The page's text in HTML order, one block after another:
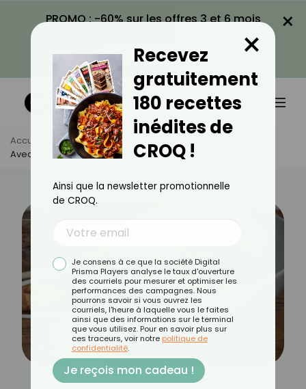
PROMO : -60% sur les offres 3 et 6 mois
VOIR LA PROMO
×
Accueil Actus
Astuces Culinaires
Avec Quoi Se Marie Le Mieux Les Épices À Colombo ?
Recevez
gratuitement
180 recettes
inédites de
CROQ !
×
Ainsi que la newsletter promotionnelle
de CROQ.
Je consens à ce que la société Digital
Prisma Players analyse le taux d'ouverture
des courriels pour mesurer et optimiser les
performances des campagnes. Nous
pourrons savoir si vous ouvrez les
courriels, l'heure à laquelle vous le faites
ainsi que des informations sur le terminal
que vous utilisez. Pour en savoir plus sur
ces traceurs, voir notre politique de
confidentialité.
Je reçois mon cadeau !